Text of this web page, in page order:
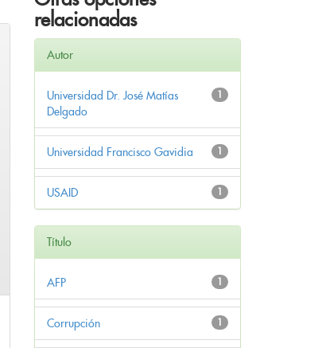
relacionadas
Autor
1
Universidad Dr. José Matías
Delgado
1
Universidad Francisco Gavidia
1
USAID
Título
1
AFP
1
Corrupción